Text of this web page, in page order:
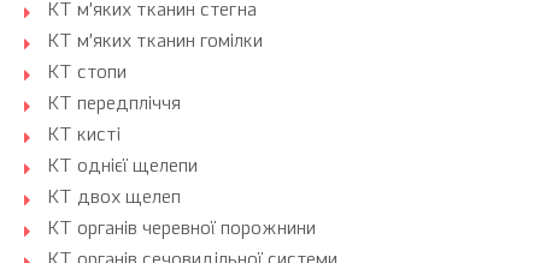
КТ м’яких тканин стегна
КТ м’яких тканин гомілки
КТ стопи
КТ передпліччя
КТ кисті
КТ однієї щелепи
КТ двох щелеп
КТ органів черевної порожнини